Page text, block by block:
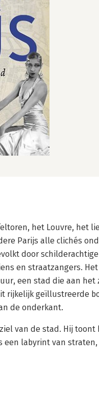
het Louvre, het
Parijs alle clichés
door
en straatzangers. Het
een stad die aan het
rijkelijk geïllustreerde
de onderkant.
van de stad. Hij toont
een labyrint van straten,